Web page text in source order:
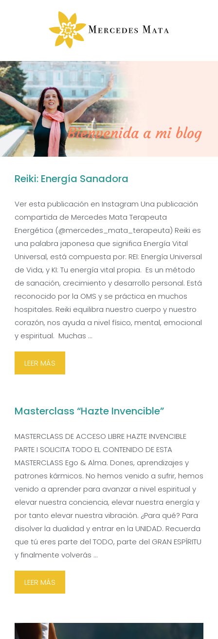
Bienvenida a mi blog
Reiki: Energía Sanadora
Ver esta publicación en Instagram Una publicación
compartida de Mercedes Mata Terapeuta
Energética (@mercedes_mata_terapeuta) Reiki es
una palabra japonesa que significa Energía Vital
Universal, está compuesta por: REI: Energía Universal
de Vida, y KI: Tu energía vital propia. Es un método
de sanación, crecimiento y desarrollo personal. Está
reconocido por la OMS y se práctica en muchos
hospitales. Reiki equilibra nuestro cuerpo y nuestro
corazón, nos ayuda a nivel físico, mental, emocional
y espiritual. Muchas …
LEER MÁS
Masterclass “Hazte Invencible”
MASTERCLASS DE ACCESO LIBRE HAZTE INVENCIBLE
PARTE I SOLICITA TODO EL CONTENIDO DE ESTA
MASTERCLASS Ego & Alma. Dones, aprendizajes y
patrones kármicos. No hemos venido a sufrir, hemos
venido a aprender para avanzar a nivel espiritual y
elevar nuestra conciencia, elevar nuestra energía y
por tanto elevar nuestra vibración. ¿Para qué? Para
disolver la dualidad y entrar en la UNIDAD. Recuerda
que tú eres parte del TODO, parte del GRAN ESPÍRITU
y finalmente volverás …
LEER MÁS